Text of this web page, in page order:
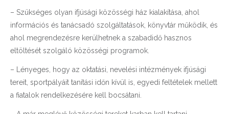
– Szükséges olyan ifjúsági közösségi ház kialakítása, ahol
információs és tanácsadó szolgáltatások, könyvtár működik, és
ahol megrendezésre kerülhetnek a szabadidő hasznos
eltöltését szolgáló közösségi programok.
– Lényeges, hogy az oktatási, nevelési intézmények ifjúsági
tereit, sportpályáit tanítási időn kívül is, egyedi feltételek mellett
a fiatalok rendelkezésére kell bocsátani.